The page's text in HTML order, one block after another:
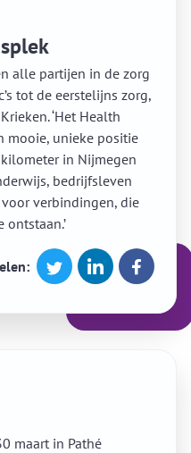
alle partijen in de zorg
tot de eerstelijns zorg,
‘Het Health
mooie, unieke positie
in Nijmegen
bedrijfsleven
verbindingen, die
ontstaan.’
maart in Pathé